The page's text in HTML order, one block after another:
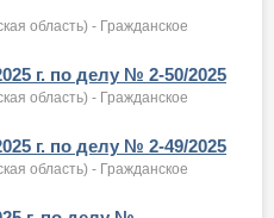
область) - Гражданское
г. по делу № 2-50/2025
область) - Гражданское
г. по делу № 2-49/2025
область) - Гражданское